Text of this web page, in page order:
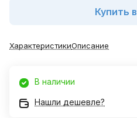
Купить
ХарактеристикиОписание
В наличии
Нашли дешевле?